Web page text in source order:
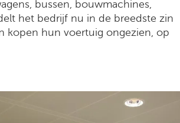
bussen, bouwmachines,
het bedrijf nu in de breedste zin
kopen hun voertuig ongezien, op